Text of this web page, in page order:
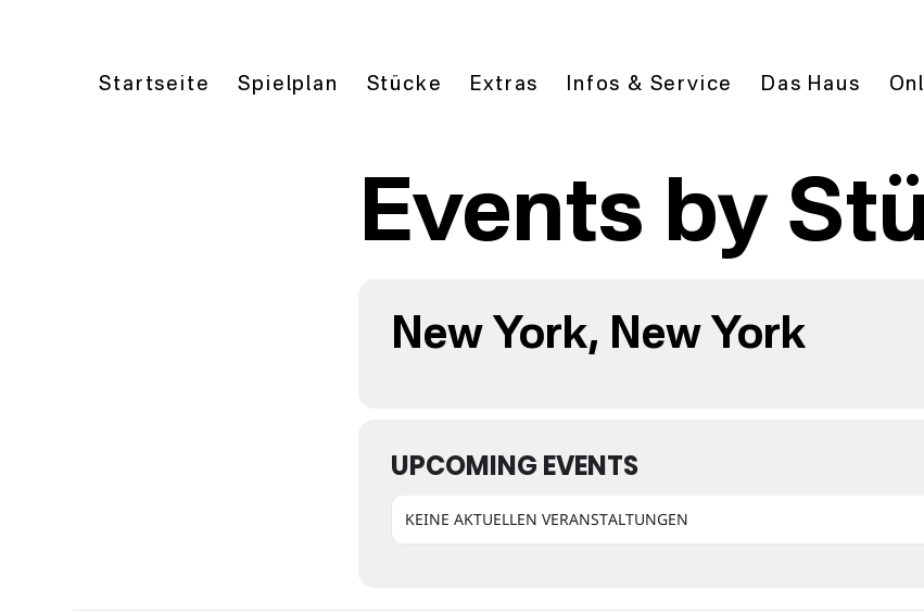
Startseite Spielplan Stücke Extras Infos & Service Das Haus
Events by
New York, New York
UPCOMING EVENTS
KEINE AKTUELLEN VERANSTALTUNGEN